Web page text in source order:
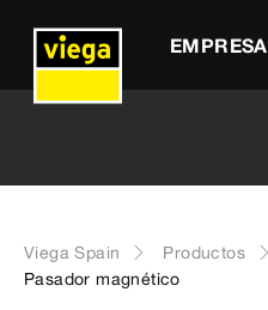
EMPRESA
Viega Spain Productos
Pasador magnético